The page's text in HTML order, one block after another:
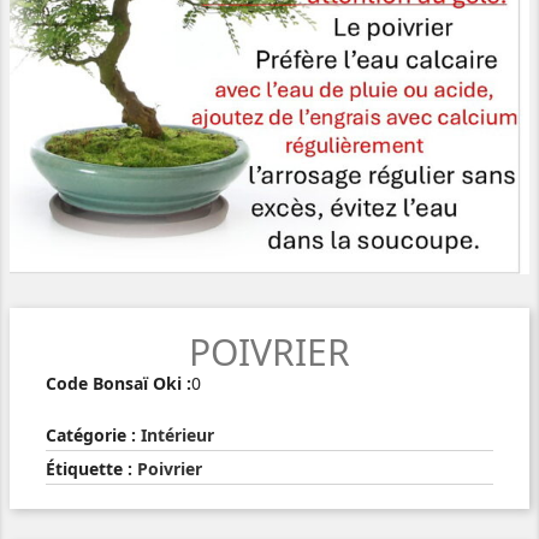
POIVRIER
Code Bonsaï Oki :0
Catégorie : Intérieur
Étiquette : Poivrier